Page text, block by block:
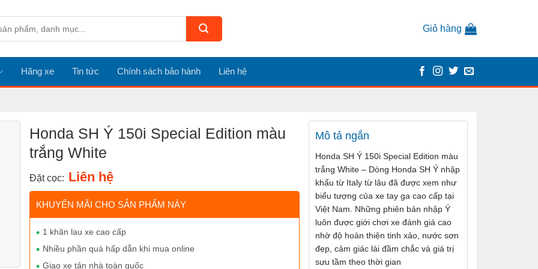
Giỏ hàng
Hãng xe Tin tức Chính sách bảo hành Liên hệ
Honda SH Ý 150i Special Edition màu
trắng White
Đặt cọc: Liên hệ
KHUYẾN MÃI CHO SẢN PHẨM NÀY
1 khăn lau xe cao cấp
Nhiều phần quà hấp dẫn khi mua online
Giao xe tận nhà toàn quốc
Mô tả ngắn
Honda SH Ý 150i Special Edition màu
trắng White – Dòng Honda SH Ý nhập
khẩu từ Italy từ lâu đã được xem như
biểu tượng của xe tay ga cao cấp tại
Việt Nam. Những phiên bản nhập Ý
luôn được giới chơi xe đánh giá cao
nhờ độ hoàn thiện tinh xảo, nước sơn
đẹp, cảm giác lái đầm chắc và giá trị
sưu tầm theo thời gian